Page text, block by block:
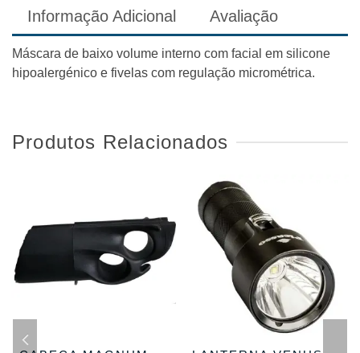
Informação Adicional Avaliação
Máscara de baixo volume interno com facial em silicone
hipoalergénico e fivelas com regulação micrométrica.
Produtos Relacionados